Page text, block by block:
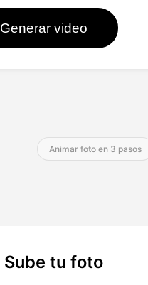
Generar video
Animar foto en 3 pasos
Sube tu foto